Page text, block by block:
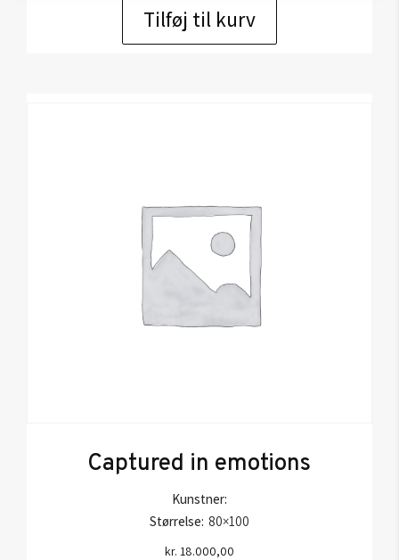
Tilføj til kurv
Captured in emotions
Kunstner:
Størrelse: 80×100
kr. 18.000,00